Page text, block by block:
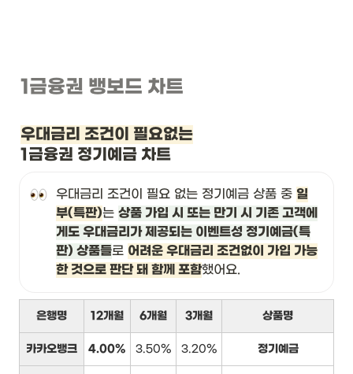
1금융권 뱅보드 차트
우대금리 조건이 필요없는
1금융권 정기예금 차트
우대금리 조건이 필요 없는 정기예금 상품 중 일
부(특판)는 상품 가입 시 또는 만기 시 기존 고객에
게도 우대금리가 제공되는 이벤트성 정기예금(특
판) 상품들로 어려운 우대금리 조건없이 가입 가능
한 것으로 판단 돼 함께 포함했어요.
은행명 12개월 6개월 3개월 상품명
카카오뱅크 4.00% 3.50% 3.20% 정기예금